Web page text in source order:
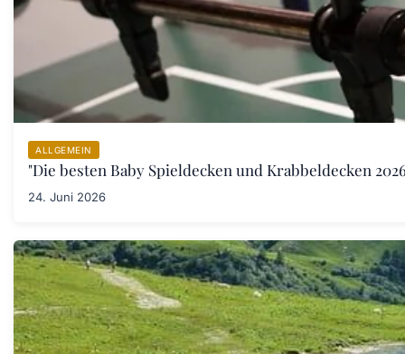
ALLGEMEIN
"Die besten Baby Spieldecken und Krabbeldecken
24. Juni 2026